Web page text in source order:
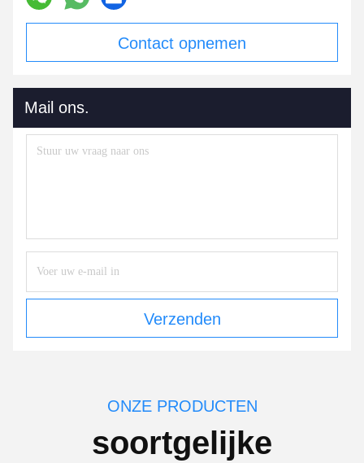
Contact opnemen
Mail ons.
Verzenden
ONZE PRODUCTEN
soortgelijke